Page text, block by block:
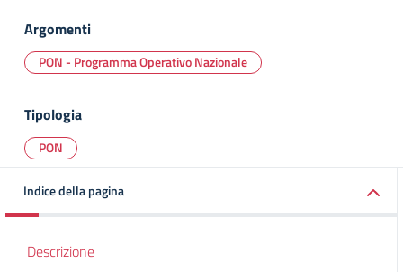
Argomenti
PON - Programma Operativo Nazionale
Tipologia
PON
Indice della pagina
Descrizione